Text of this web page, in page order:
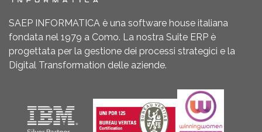
SAEP INFORMATICA è una software house italiana
fondata nel 1979 a Como. La nostra Suite ERP è
progettata per la gestione dei processi strategici e la
Digital Transformation delle aziende.